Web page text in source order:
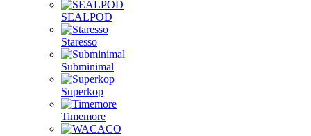
SEALPOD
Staresso
Subminimal
Superkop
Timemore